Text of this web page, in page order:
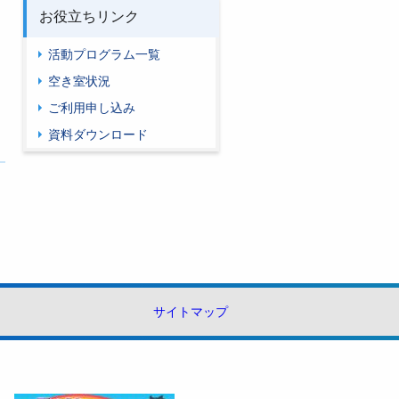
お役立ちリンク
活動プログラム一覧
空き室状況
ご利用申し込み
資料ダウンロード
サイトマップ